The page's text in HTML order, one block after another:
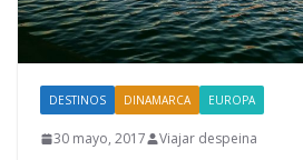
DESTINOS DINAMARCA EUROPA
30 mayo, 2017 Viajar despeina